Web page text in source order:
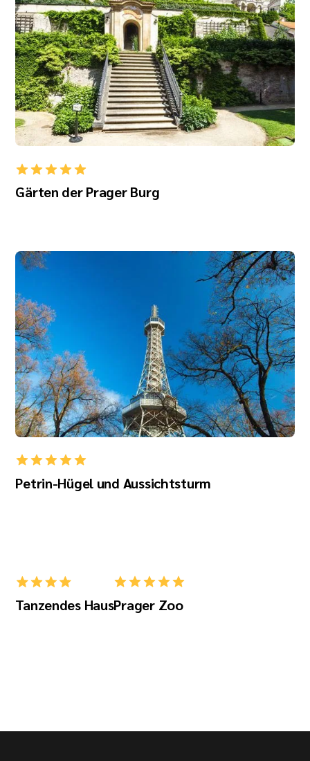
Gärten der Prager Burg
Petrin-Hügel und Aussichtsturm
Tanzendes HausPrager Zoo